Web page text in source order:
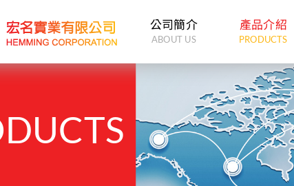
公司簡介
ABOUT US
產品介紹
PRODUCTS